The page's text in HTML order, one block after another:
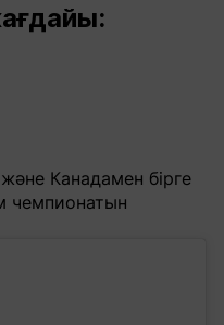
Канадамен бірге
чемпионатын